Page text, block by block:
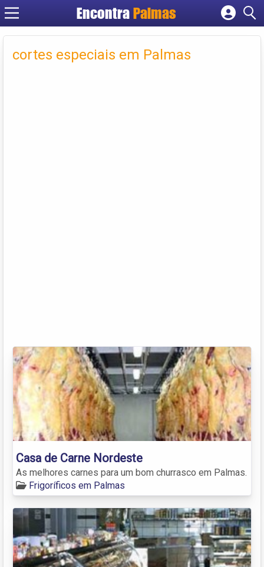
Encontra Palmas
Cadastrar empresa
Criar conta
cortes especiais em Palmas
Casa de Carne Nordeste
As melhores carnes para um bom churrasco em Palmas.
Frigoríficos em Palmas